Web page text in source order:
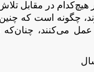
هیچ‌کدام در مقابل
چگونه است که
می‌کنند، چنان‌که